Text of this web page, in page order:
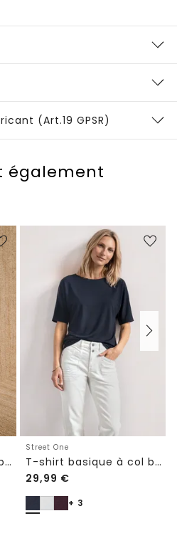
(Art.19 GPSR)
également
T-shirt basique à col bateau et ourlet élastiqué
Street One
T-shirt basique à col bateau et ourlet élastiqué
29,99 €
+ 3